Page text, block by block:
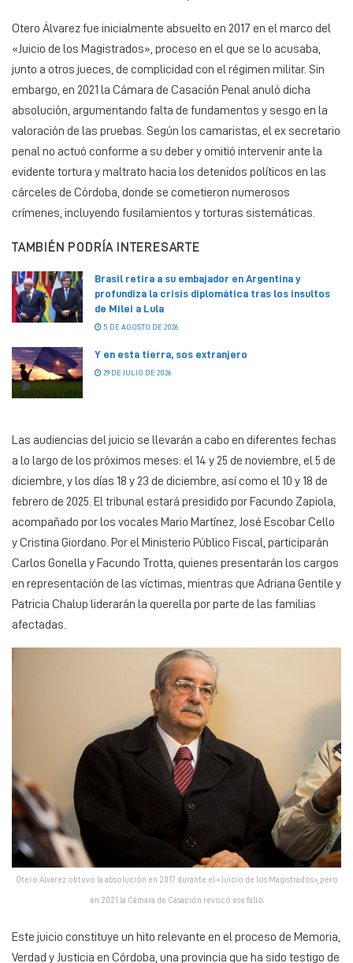
Otero Álvarez fue inicialmente absuelto en 2017 en el marco del
«Juicio de los Magistrados», proceso en el que se lo acusaba,
junto a otros jueces, de complicidad con el régimen militar. Sin
embargo, en 2021 la Cámara de Casación Penal anuló dicha
absolución, argumentando falta de fundamentos y sesgo en la
valoración de las pruebas. Según los camaristas, el ex secretario
penal no actuó conforme a su deber y omitió intervenir ante la
evidente tortura y maltrato hacia los detenidos políticos en las
cárceles de Córdoba, donde se cometieron numerosos
crímenes, incluyendo fusilamientos y torturas sistemáticas.
TAMBIÉN PODRÍA INTERESARTE
Brasil retira a su embajador en Argentina y
profundiza la crisis diplomática tras los insultos
de Milei a Lula
5 DE AGOSTO DE 2026
Y en esta tierra, sos extranjero
29 DE JULIO DE 2026
Las audiencias del juicio se llevarán a cabo en diferentes fechas
a lo largo de los próximos meses: el 14 y 25 de noviembre, el 5 de
diciembre, y los días 18 y 23 de diciembre, así como el 10 y 18 de
febrero de 2025. El tribunal estará presidido por Facundo Zapiola,
acompañado por los vocales Mario Martínez, José Escobar Cello
y Cristina Giordano. Por el Ministerio Público Fiscal, participarán
Carlos Gonella y Facundo Trotta, quienes presentarán los cargos
en representación de las víctimas, mientras que Adriana Gentile y
Patricia Chalup liderarán la querella por parte de las familias
afectadas.
Otero Álvarez obtuvo la absolución en 2017 durante el «Juicio de los Magistrados», pero
en 2021 la Cámara de Casación revocó ese fallo.
Este juicio constituye un hito relevante en el proceso de Memoria,
Verdad y Justicia en Córdoba, una provincia que ha sido testigo de